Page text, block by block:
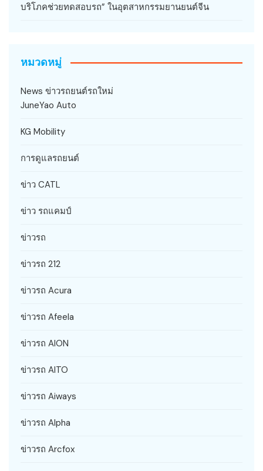
บริโภคช่วยทดสอบรถ” ในอุตสาหกรรมยานยนต์จีน
หมวดหมู่
News ข่าวรถยนต์รถใหม่
JuneYao Auto
KG Mobility
การดูแลรถยนต์
ข่าว CATL
ข่าว รถแคมป์
ข่าวรถ
ข่าวรถ 212
ข่าวรถ Acura
ข่าวรถ Afeela
ข่าวรถ AION
ข่าวรถ AITO
ข่าวรถ Aiways
ข่าวรถ Alpha
ข่าวรถ Arcfox